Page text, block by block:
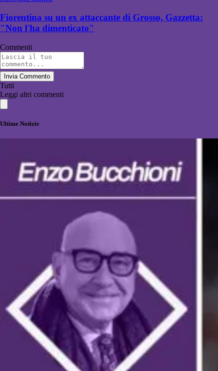
Fiorentina su un ex attaccante di Grosso, Gazzetta:
"Non l'ha dimenticato"
Commenti
Invia Commento
Tutti
Leggi altri commenti
Ultime Notizie